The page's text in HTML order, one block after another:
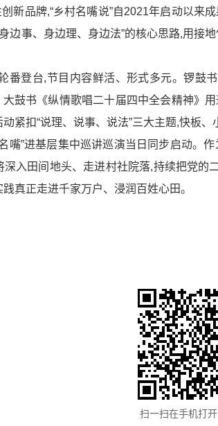
新品牌,“乡村名嘴说”自2021年启动以来
边事、身边理、身边法”的核心思路,用
番登台,节目内容鲜活、形式多元。锣鼓
鼓书《纵情歌唱二十届四中全会精神》
紧扣“说理、说事、说法”三大主题,快板
嘴”进基层集中巡讲巡演当日同步启动。
深入田间地头、走进村社院落,持续把党
真正走进千家万户、浸润百姓心田。
扫一扫在手机打